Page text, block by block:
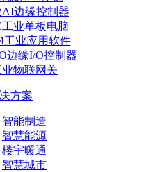
AI边缘控制器
工业单板电脑
工业应用软件
边缘I/O控制器
业物联网关
方案
智能制造
智慧能源
楼宇暖通
智慧城市